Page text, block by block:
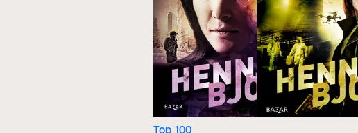
Top 100